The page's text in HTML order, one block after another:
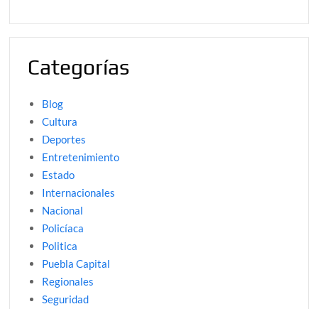
Categorías
Blog
Cultura
Deportes
Entretenimiento
Estado
Internacionales
Nacional
Policíaca
Politica
Puebla Capital
Regionales
Seguridad